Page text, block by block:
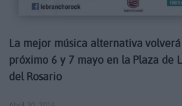
La mejor música alternativa
próximo 6 y 7 mayo en la Plaza de
del Rosario